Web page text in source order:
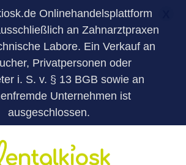
Onlinehandelsplattform
an Zahnarztpraxen
Labore. Ein Verkauf an
Privatpersonen oder
i. S. v. § 13 BGB sowie an
Unternehmen ist
ausgeschlossen.